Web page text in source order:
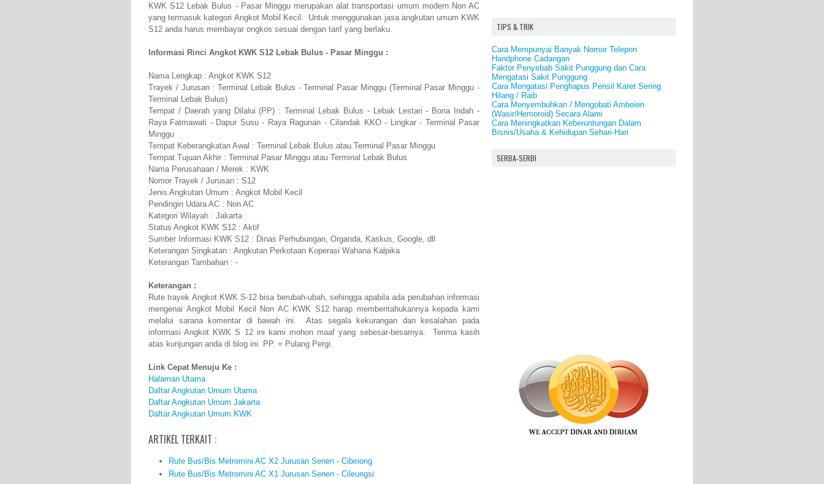
KWK S12 Lebak Bulus - Pasar Minggu merupakan alat transportasi umum modern Non AC
yang termasuk kategori Angkot Mobil Kecil. Untuk menggunakan jasa angkutan umum KWK
S12 anda harus membayar ongkos sesuai dengan tarif yang berlaku.
Informasi Rinci Angkot KWK S12 Lebak Bulus - Pasar Minggu :
Nama Lengkap : Angkot KWK S12
Trayek / Jurusan : Terminal Lebak Bulus - Terminal Pasar Minggu (Terminal Pasar Minggu -
Terminal Lebak Bulus)
Tempat / Daerah yang Dilalui (PP) : Terminal Lebak Bulus - Lebak Lestari - Bona Indah -
Raya Fatmawati - Dapur Susu - Raya Ragunan - Cilandak KKO - Lingkar - Terminal Pasar
Minggu
Tempat Keberangkatan Awal : Terminal Lebak Bulus atau Terminal Pasar Minggu
Tempat Tujuan Akhir : Terminal Pasar Minggu atau Terminal Lebak Bulus
Nama Perusahaan / Merek : KWK
Nomor Trayek / Jurusan : S12
Jenis Angkutan Umum : Angkot Mobil Kecil
Pendingin Udara AC : Non AC
Kategori Wilayah : Jakarta
Status Angkot KWK S12 : Aktif
Sumber Informasi KWK S12 : Dinas Perhubungan, Organda, Kaskus, Google, dll
Keterangan Singkatan : Angkutan Perkotaan Koperasi Wahana Kalpika
Keterangan Tambahan : -
Keterangan :
Rute trayek Angkot KWK S-12 bisa berubah-ubah, sehingga apabila ada perubahan informasi
mengenai Angkot Mobil Kecil Non AC KWK S12 harap memberitahukannya kepada kami
melalui sarana komentar di bawah ini. Atas segala kekurangan dan kesalahan pada
informasi Angkot KWK S 12 ini kami mohon maaf yang sebesar-besarnya. Terima kasih
atas kunjungan anda di blog ini. PP. = Pulang Pergi.
Link Cepat Menuju Ke :
Halaman Utama
Daftar Angkutan Umum Utama
Daftar Angkutan Umum Jakarta
Daftar Angkutan Umum KWK
ARTIKEL TERKAIT :
Rute Bus/Bis Metromini AC X2 Jurusan Senen - Cibinong
Rute Bus/Bis Metromini AC X1 Jurusan Senen - Cileungsi
TIPS & TRIK
Cara Mempunyai Banyak Nomor Telepon
Handphone Cadangan
Faktor Penyebab Sakit Punggung dan Cara
Mengatasi Sakit Punggung
Cara Mengatasi Penghapus Pensil Karet Sering
Hilang / Raib
Cara Menyembuhkan / Mengobati Ambeien
(Wasir/Hemoroid) Secara Alami
Cara Meningkatkan Keberuntungan Dalam
Bisnis/Usaha & Kehidupan Sehari-Hari
SERBA-SERBI